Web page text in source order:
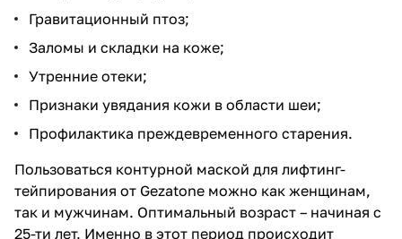
Гравитационный птоз;
Заломы и складки на коже;
Утренние отеки;
Признаки увядания кожи в области шеи;
Профилактика преждевременного старения.
Пользоваться контурной маской для лифтинг-
тейпирования от Gezatone можно как женщинам,
так и мужчинам. Оптимальный возраст – начиная с
25-ти лет. Именно в этот период происходит